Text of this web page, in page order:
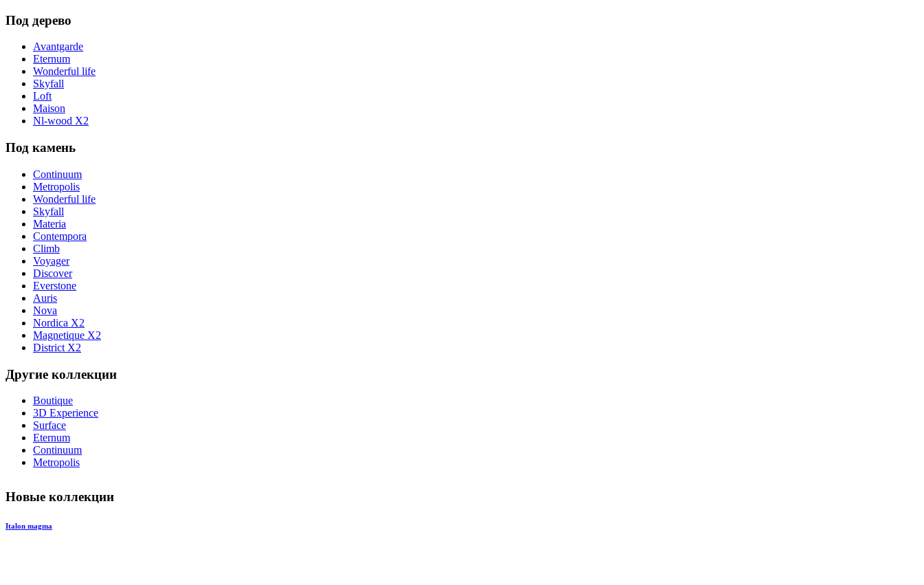
Под дерево
Avantgarde
Eternum
Wonderful life
Skyfall
Loft
Maison
Nl-wood X2
Под камень
Continuum
Metropolis
Wonderful life
Skyfall
Materia
Contempora
Climb
Voyager
Discover
Everstone
Auris
Nova
Nordica X2
Magnetique X2
District X2
Другие коллекции
Boutique
3D Experience
Surface
Eternum
Continuum
Metropolis
Новые коллекции
Italon magma